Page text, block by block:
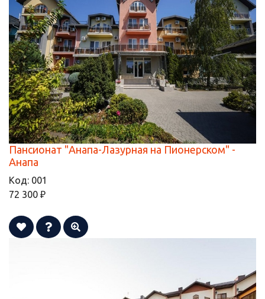
Пансионат "Анапа-Лазурная на Пионерском" -
Анапа
Код: 001
72 300 ₽